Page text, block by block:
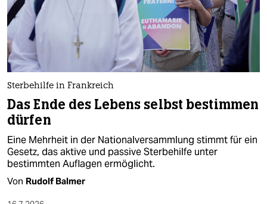
Sterbehilfe in Frankreich
Das Ende des Lebens selbst bestimmen
dürfen
Eine Mehrheit in der Nationalversammlung stimmt für ein
Gesetz, das aktive und passive Sterbehilfe unter
bestimmten Auflagen ermöglicht.
Von Rudolf Balmer